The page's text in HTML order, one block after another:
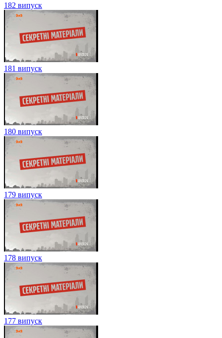
182 випуск
181 випуск
180 випуск
179 випуск
178 випуск
177 випуск